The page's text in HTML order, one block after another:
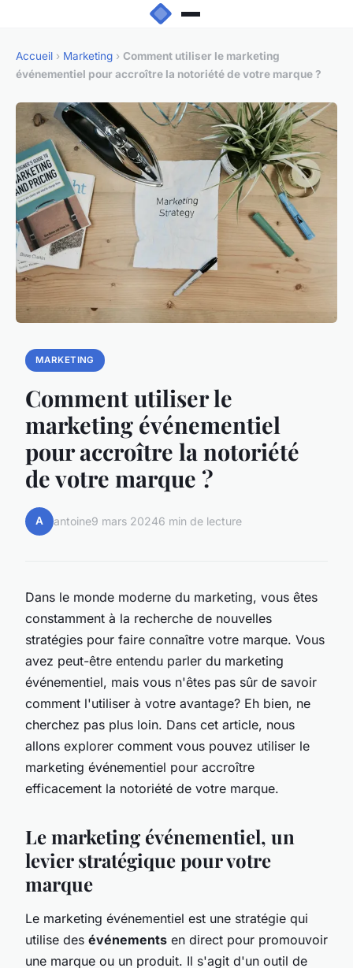
Accueil › Marketing › Comment utiliser le marketing
événementiel pour accroître la notoriété de votre marque ?
MARKETING
Comment utiliser le
marketing événementiel
pour accroître la notoriété
de votre marque ?
A antoine9 mars 20246 min de lecture
Dans le monde moderne du marketing, vous êtes
constamment à la recherche de nouvelles
stratégies pour faire connaître votre marque. Vous
avez peut-être entendu parler du marketing
événementiel, mais vous n'êtes pas sûr de savoir
comment l'utiliser à votre avantage? Eh bien, ne
cherchez pas plus loin. Dans cet article, nous
allons explorer comment vous pouvez utiliser le
marketing événementiel pour accroître
efficacement la notoriété de votre marque.
Le marketing événementiel, un
levier stratégique pour votre
marque
Le marketing événementiel est une stratégie qui
utilise des événements en direct pour promouvoir
une marque ou un produit. Il s'agit d'un outil de